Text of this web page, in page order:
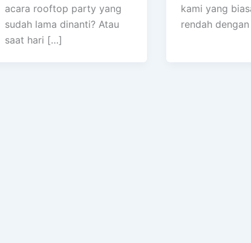
acara rooftop party yang
sudah lama dinanti? Atau
saat hari […]
kami yang
rendah dengan